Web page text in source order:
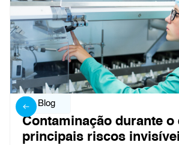
Blog
Contaminação durante o
principais riscos